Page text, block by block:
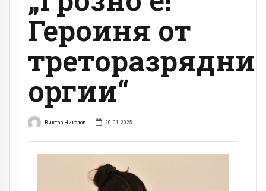
Героиня от
треторазрядни
оргии“
Виктор Николов 20.01.2025